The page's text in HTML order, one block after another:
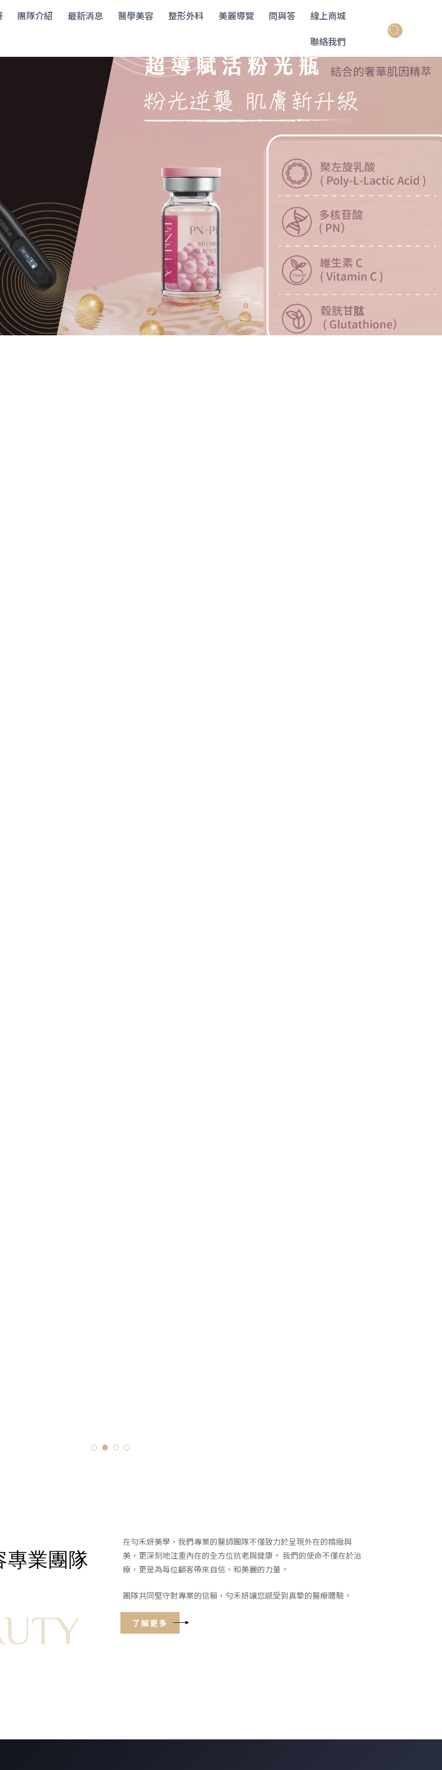
團隊介紹 最新消息 醫學美容 整形外科 美麗導覽 問與答
線上商城
聯絡我們
業團隊
在勻禾妍美學，我們專業的醫師團隊不僅致力於呈現外在的精緻與
美，更深刻地注重內在的全方位抗老與健康。 我們的使命不僅在於治
療，更是為每位顧客帶來自信、和美麗的力量。
團隊共同堅守對專業的信賴，勻禾妍讓您感受到真摯的醫療體驗。
了解更多